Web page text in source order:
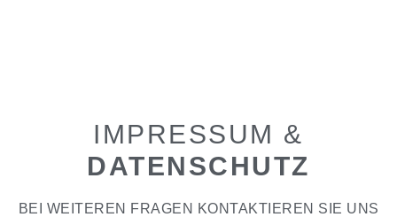
IMPRESSUM &
DATENSCHUTZ
BEI WEITEREN FRAGEN KONTAKTIEREN SIE UNS